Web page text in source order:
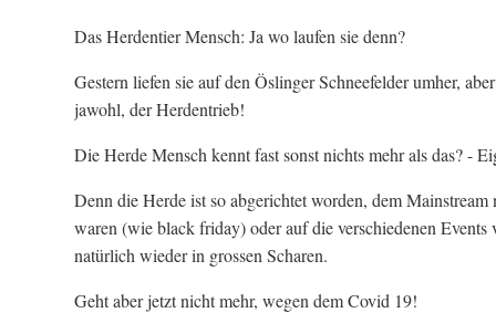
Das Herdentier Mensch: Ja wo laufen sie denn?
Gestern liefen sie auf den Öslinger Schneefelder umher,
jawohl, der Herdentrieb!
Die Herde Mensch kennt fast sonst nichts mehr als das? -
Denn die Herde ist so abgerichtet worden, dem
waren (wie black friday) oder auf die verschiedenen
natürlich wieder in grossen Scharen.
Geht aber jetzt nicht mehr, wegen dem Covid 19!